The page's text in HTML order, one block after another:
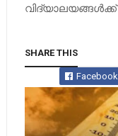
SHARE THIS
Facebook